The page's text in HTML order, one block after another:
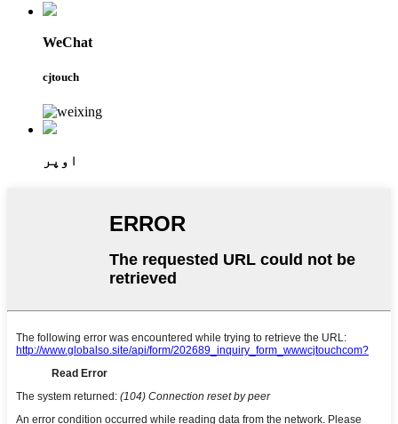
WeChat
cjtouch
اوپر